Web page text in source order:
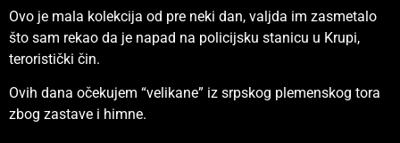
Ovo je mala kolekcija od pre neki dan, valjda im zasmetalo
što sam rekao da je napad na policijsku stanicu u Krupi,
teroristički čin.
Ovih dana očekujem “velikane” iz srpskog plemenskog tora
zbog zastave i himne.